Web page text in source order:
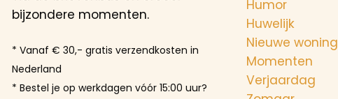
bijzondere momenten.
* Vanaf € 30,- gratis verzendkosten in
Nederland
* Bestel je op werkdagen vóór 15:00 uur?
Humor
Huwelijk
Nieuwe woning
Momenten
Verjaardag